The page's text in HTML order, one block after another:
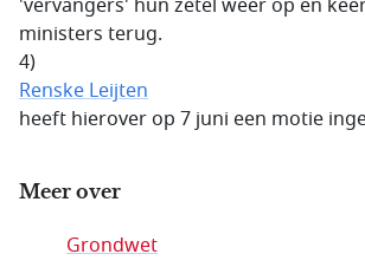
'vervangers' hun zetel weer op en
ministers terug.
4)
Renske Leijten
heeft hierover op 7 juni een motie
Meer over
Grondwet